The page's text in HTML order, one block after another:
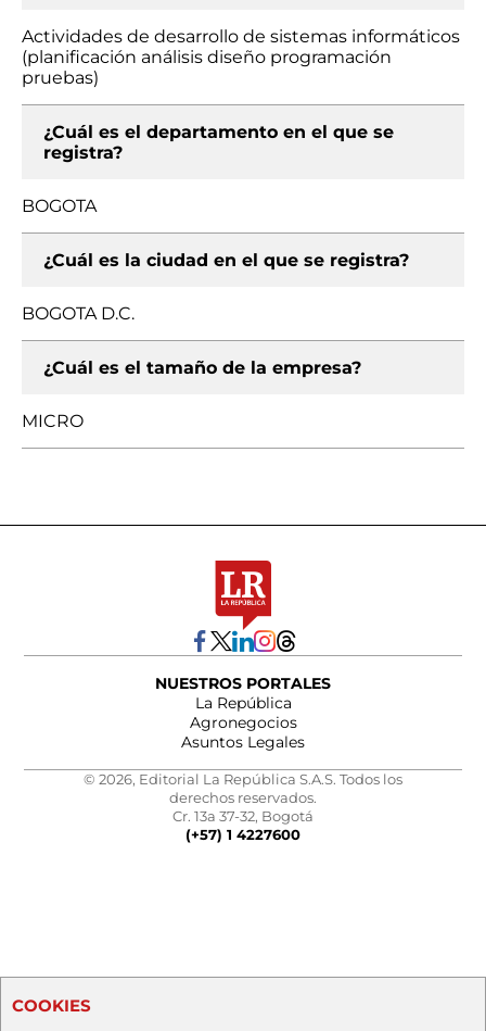
Actividades de desarrollo de sistemas informáticos
(planificación análisis diseño programación
pruebas)
¿Cuál es el departamento en el que se
registra?
BOGOTA
¿Cuál es la ciudad en el que se registra?
BOGOTA D.C.
¿Cuál es el tamaño de la empresa?
MICRO
NUESTROS PORTALES
La República
Agronegocios
Asuntos Legales
© 2026, Editorial La República S.A.S. Todos los
derechos reservados.
Cr. 13a 37-32, Bogotá
(+57) 1 4227600
COOKIES